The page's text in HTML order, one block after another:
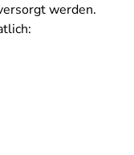
werden.